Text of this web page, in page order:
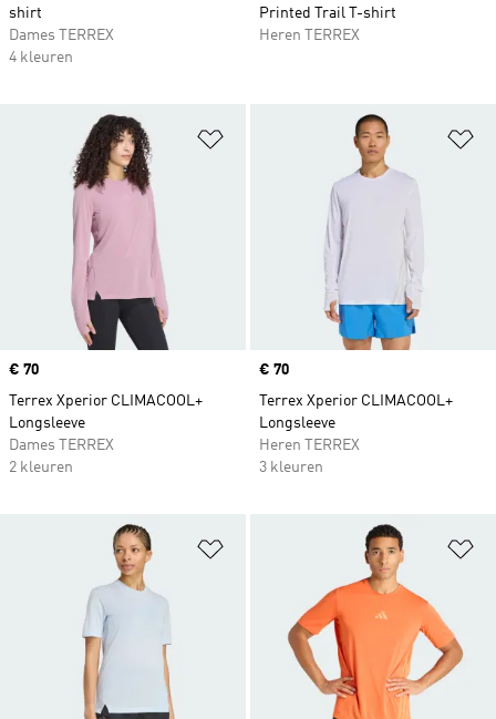
shirt
Dames TERREX
4 kleuren
Printed Trail T-shirt
Heren TERREX
Op verlanglijst zetten
Price
€ 70
Terrex Xperior CLIMACOOL+
Longsleeve
Dames TERREX
2 kleuren
Price
€ 70
Terrex Xperior CLIMACOOL+
Longsleeve
Heren TERREX
3 kleuren
Op verlanglijst zetten